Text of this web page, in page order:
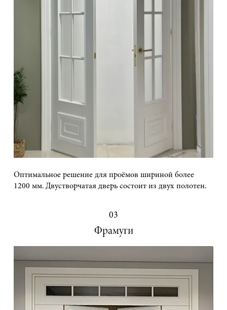
Оптимальное решение для проёмов шириной более
1200 мм. Двустворчатая дверь состоит из двух полотен.
03
Фрамуги